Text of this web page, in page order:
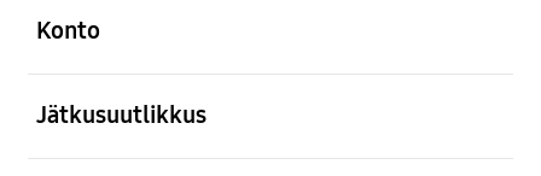
Konto
Jätkusuutlikkus